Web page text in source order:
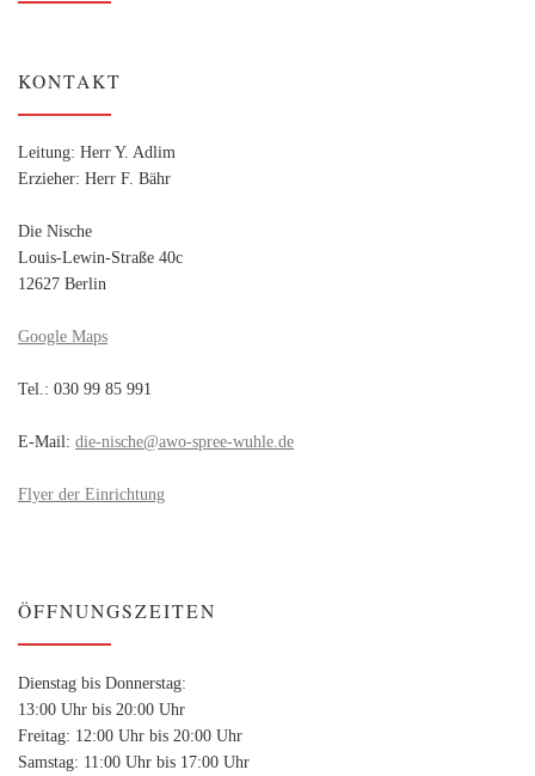
KONTAKT
Leitung: Herr Y. Adlim
Erzieher: Herr F. Bähr
Die Nische
Louis-Lewin-Straße 40c
12627 Berlin
Google Maps
Tel.: 030 99 85 991
E-Mail: die-nische@awo-spree-wuhle.de
Flyer der Einrichtung
ÖFFNUNGSZEITEN
Dienstag bis Donnerstag:
13:00 Uhr bis 20:00 Uhr
Freitag: 12:00 Uhr bis 20:00 Uhr
Samstag: 11:00 Uhr bis 17:00 Uhr